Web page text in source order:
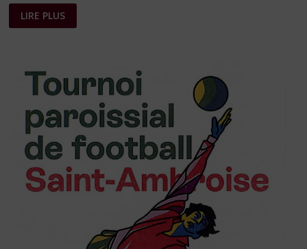
MARCHÉ
DE
NOËL
LIRE PLUS